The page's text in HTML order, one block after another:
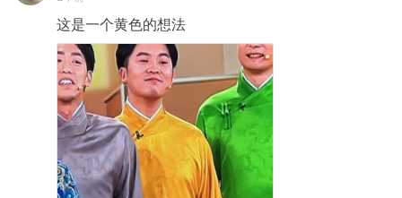
这是一个黄色的想法